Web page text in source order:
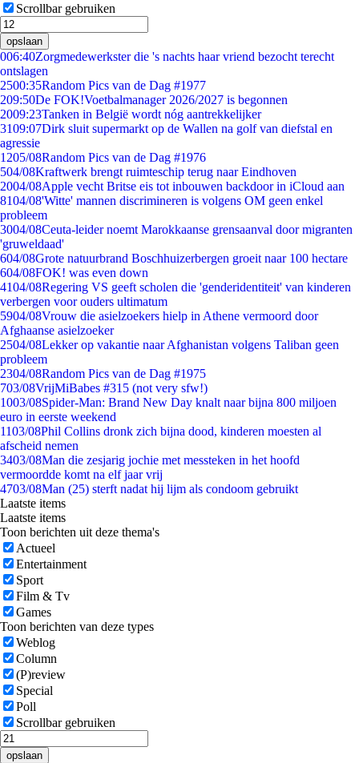
Scrollbar gebruiken
opslaan
006:40Zorgmedewerkster die 's nachts haar vriend bezocht terecht
ontslagen
2500:35Random Pics van de Dag #1977
209:50De FOK!Voetbalmanager 2026/2027 is begonnen
2009:23Tanken in België wordt nóg aantrekkelijker
3109:07Dirk sluit supermarkt op de Wallen na golf van diefstal en
agressie
1205/08Random Pics van de Dag #1976
504/08Kraftwerk brengt ruimteschip terug naar Eindhoven
2004/08Apple vecht Britse eis tot inbouwen backdoor in iCloud aan
8104/08'Witte' mannen discrimineren is volgens OM geen enkel
probleem
3004/08Ceuta-leider noemt Marokkaanse grensaanval door migranten
'gruweldaad'
604/08Grote natuurbrand Boschhuizerbergen groeit naar 100 hectare
604/08FOK! was even down
4104/08Regering VS geeft scholen die 'genderidentiteit' van kinderen
verbergen voor ouders ultimatum
5904/08Vrouw die asielzoekers hielp in Athene vermoord door
Afghaanse asielzoeker
2504/08Lekker op vakantie naar Afghanistan volgens Taliban geen
probleem
2304/08Random Pics van de Dag #1975
703/08VrijMiBabes #315 (not very sfw!)
1003/08Spider-Man: Brand New Day knalt naar bijna 800 miljoen
euro in eerste weekend
1103/08Phil Collins dronk zich bijna dood, kinderen moesten al
afscheid nemen
3403/08Man die zesjarig jochie met messteken in het hoofd
vermoordde komt na elf jaar vrij
4703/08Man (25) sterft nadat hij lijm als condoom gebruikt
Laatste items
Laatste items
Toon berichten uit deze thema's
Actueel
Entertainment
Sport
Film & Tv
Games
Toon berichten van deze types
Weblog
Column
(P)review
Special
Poll
Scrollbar gebruiken
opslaan